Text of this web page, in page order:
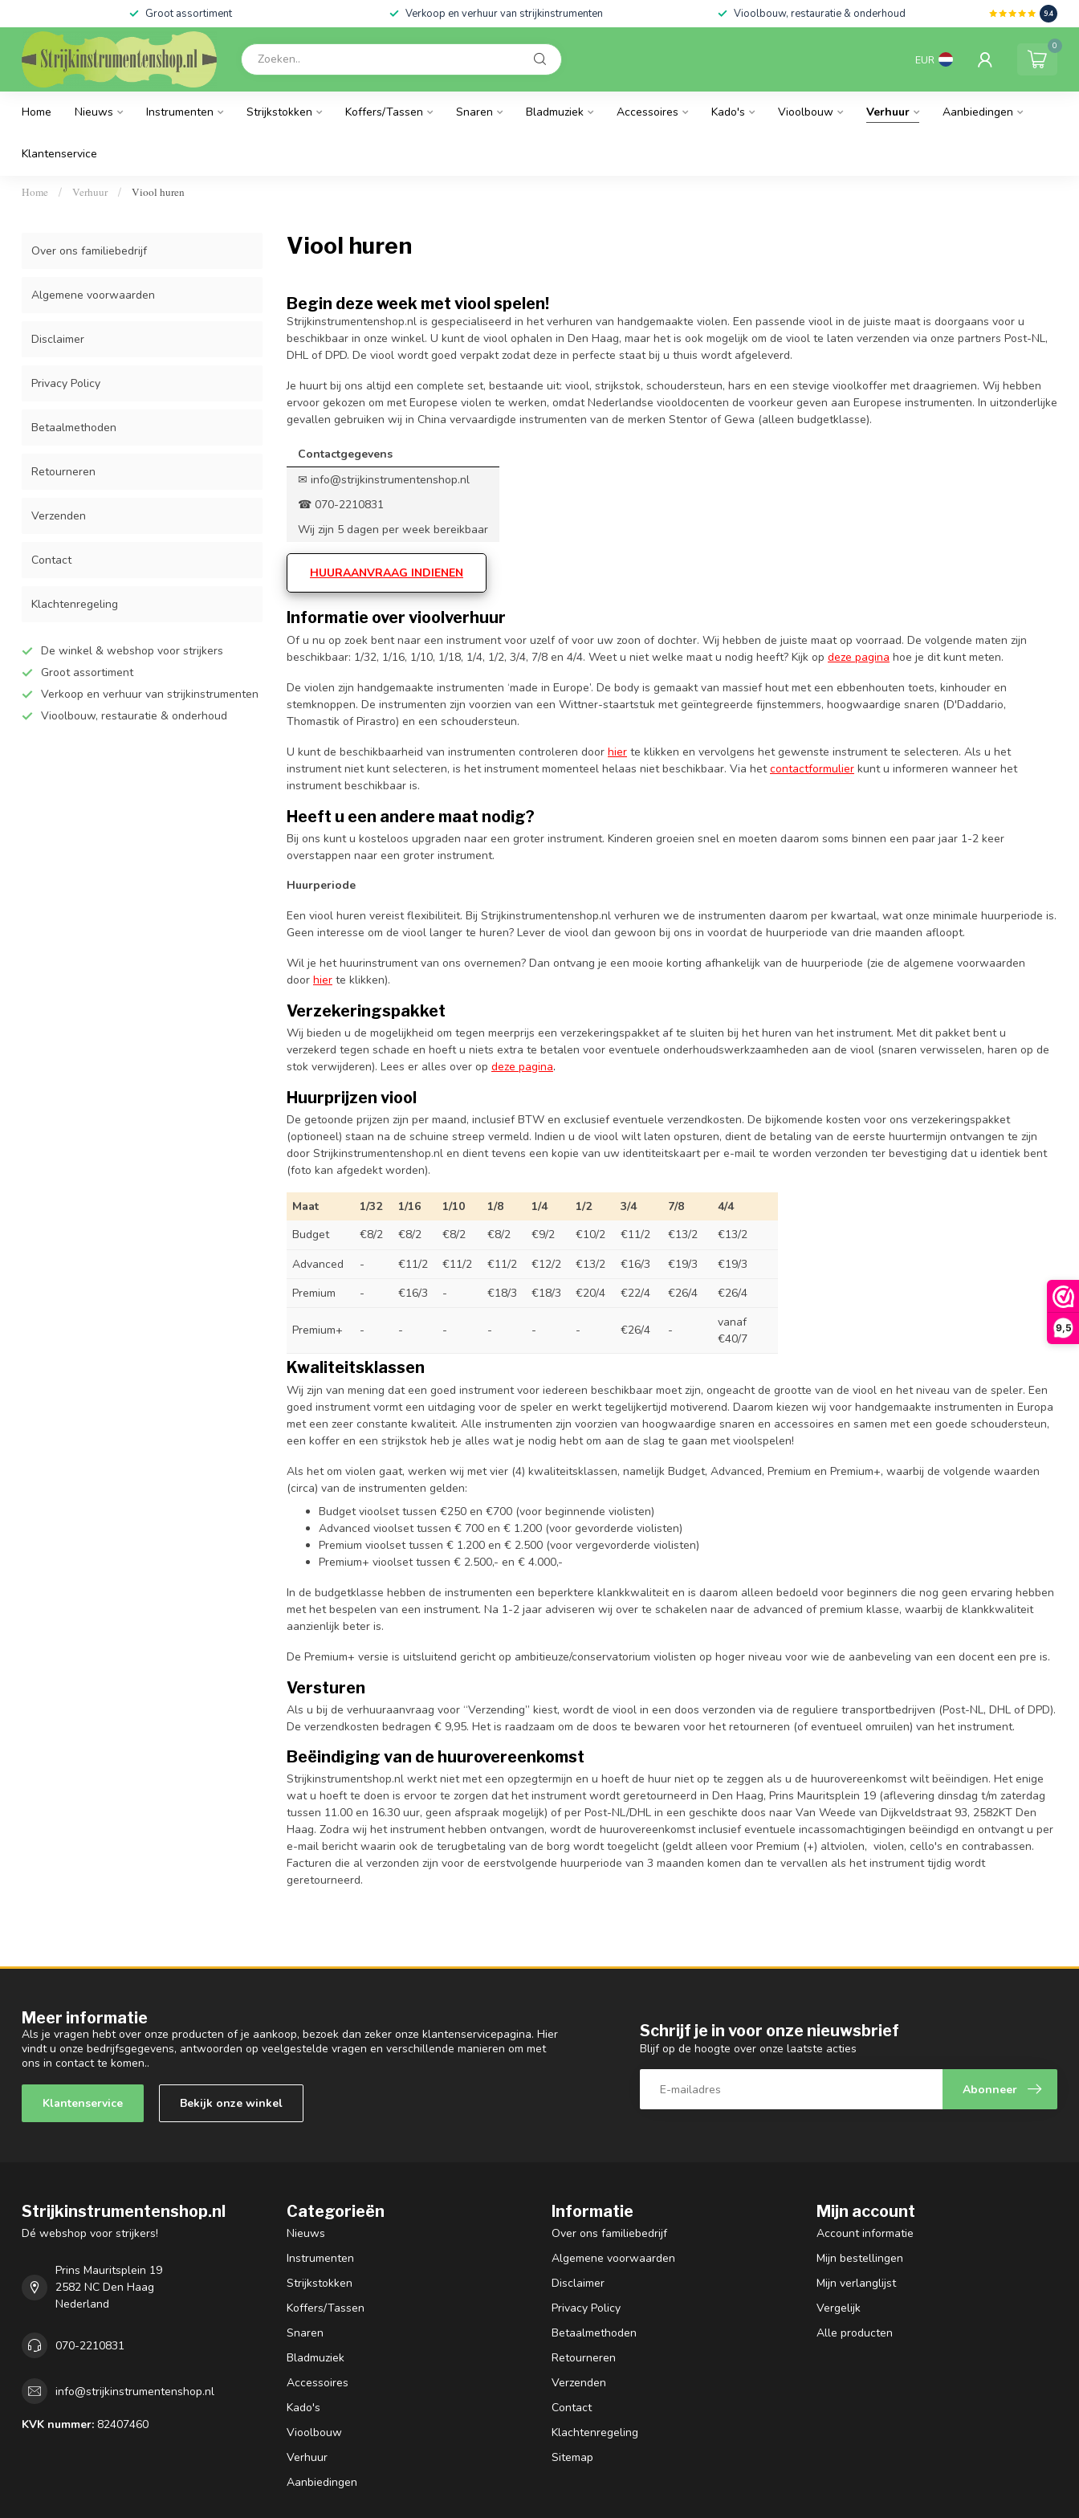
9,5
Groot assortiment Verkoop en verhuur van strijkinstrumenten Vioolbouw, restauratie & onderhoud 9.4
EUR
0
Home Nieuws Instrumenten Strijkstokken Koffers/Tassen Snaren Bladmuziek Accessoires Kado's Vioolbouw Verhuur Aanbiedingen
Klantenservice
Home / Verhuur / Viool huren
Over ons familiebedrijf
Algemene voorwaarden
Disclaimer
Privacy Policy
Betaalmethoden
Retourneren
Verzenden
Contact
Klachtenregeling
De winkel & webshop voor strijkers
Groot assortiment
Verkoop en verhuur van strijkinstrumenten
Vioolbouw, restauratie & onderhoud
Viool huren
Begin deze week met viool spelen!
Strijkinstrumentenshop.nl is gespecialiseerd in het verhuren van handgemaakte violen. Een passende viool in de juiste maat is doorgaans voor u
beschikbaar in onze winkel. U kunt de viool ophalen in Den Haag, maar het is ook mogelijk om de viool te laten verzenden via onze partners Post-NL,
DHL of DPD. De viool wordt goed verpakt zodat deze in perfecte staat bij u thuis wordt afgeleverd.
Je huurt bij ons altijd een complete set, bestaande uit: viool, strijkstok, schoudersteun, hars en een stevige vioolkoffer met draagriemen. Wij hebben
ervoor gekozen om met Europese violen te werken, omdat Nederlandse viooldocenten de voorkeur geven aan Europese instrumenten. In uitzonderlijke
gevallen gebruiken wij in China vervaardigde instrumenten van de merken Stentor of Gewa (alleen budgetklasse).
Contactgegevens
✉ info@strijkinstrumentenshop.nl
☎ 070-2210831
Wij zijn 5 dagen per week bereikbaar
HUURAANVRAAG INDIENEN
Informatie over vioolverhuur
Of u nu op zoek bent naar een instrument voor uzelf of voor uw zoon of dochter. Wij hebben de juiste maat op voorraad. De volgende maten zijn
beschikbaar: 1/32, 1/16, 1/10, 1/18, 1/4, 1/2, 3/4, 7/8 en 4/4. Weet u niet welke maat u nodig heeft? Kijk op deze pagina hoe je dit kunt meten.
De violen zijn handgemaakte instrumenten ‘made in Europe’. De body is gemaakt van massief hout met een ebbenhouten toets, kinhouder en
stemknoppen. De instrumenten zijn voorzien van een Wittner-staartstuk met geïntegreerde fijnstemmers, hoogwaardige snaren (D'Daddario,
Thomastik of Pirastro) en een schoudersteun.
U kunt de beschikbaarheid van instrumenten controleren door hier te klikken en vervolgens het gewenste instrument te selecteren. Als u het
instrument niet kunt selecteren, is het instrument momenteel helaas niet beschikbaar. Via hetcontactformulier kunt u informeren wanneer het
instrument beschikbaar is.
Heeft u een andere maat nodig?
Bij ons kunt u kosteloos upgraden naar een groter instrument. Kinderen groeien snel en moeten daarom soms binnen een paar jaar 1-2 keer
overstappen naar een groter instrument.
Huurperiode
Een viool huren vereist flexibiliteit. Bij Strijkinstrumentenshop.nl verhuren we de instrumenten daarom per kwartaal, wat onze minimale huurperiode is.
Geen interesse om de viool langer te huren? Lever de viool dan gewoon bij ons in voordat de huurperiode van drie maanden afloopt.
Wil je het huurinstrument van ons overnemen? Dan ontvang je een mooie korting afhankelijk van de huurperiode (zie de algemene voorwaarden
door hier te klikken).
Verzekeringspakket
Wij bieden u de mogelijkheid om tegen meerprijs een verzekeringspakket af te sluiten bij het huren van het instrument. Met dit pakket bent u
verzekerd tegen schade en hoeft u niets extra te betalen voor eventuele onderhoudswerkzaamheden aan de viool (snaren verwisselen, haren op de
stok verwijderen). Lees er alles over op deze pagina.
Huurprijzen viool
De getoonde prijzen zijn per maand, inclusief BTW en exclusief eventuele verzendkosten. De bijkomende kosten voor ons verzekeringspakket
(optioneel) staan na de schuine streep vermeld. Indien u de viool wilt laten opsturen, dient de betaling van de eerste huurtermijn ontvangen te zijn
door Strijkinstrumentenshop.nl en dient tevens een kopie van uw identiteitskaart per e-mail te worden verzonden ter bevestiging dat u identiek bent
(foto kan afgedekt worden).
Maat 1/32 1/16 1/10 1/8 1/4 1/2 3/4 7/8
4/4
Budget
€8/2 €8/2 €8/2 €8/2 €9/2 €10/2 €11/2 €13/2
€13/2
Advanced
- €11/2 €11/2 €11/2 €12/2 €13/2 €16/3 €19/3
€19/3
Premium
- €16/3 - €18/3 €18/3 €20/4 €22/4 €26/4 €26/4
Premium+ - - - - - - €26/4 -
vanaf
€40/7
Kwaliteitsklassen
Wij zijn van mening dat een goed instrument voor iedereen beschikbaar moet zijn, ongeacht de grootte van de viool en het niveau van de speler. Een
goed instrument vormt een uitdaging voor de speler en werkt tegelijkertijd motiverend. Daarom kiezen wij voor handgemaakte instrumenten in Europa
met een zeer constante kwaliteit. Alle instrumenten zijn voorzien van hoogwaardige snaren en accessoires en samen met een goede schoudersteun,
een koffer en een strijkstok heb je alles wat je nodig hebt om aan de slag te gaan met vioolspelen!
Als het om violen gaat, werken wij met vier (4) kwaliteitsklassen, namelijk Budget, Advanced, Premium en Premium+, waarbij de volgende waarden
(circa) van de instrumenten gelden:
Budget vioolset tussen €250 en €700 (voor beginnende violisten)
Advanced vioolset tussen € 700 en € 1.200 (voor gevorderde violisten)
Premium vioolset tussen € 1.200 en € 2.500 (voor vergevorderde violisten)
Premium+ vioolset tussen € 2.500,- en € 4.000,-
In de budgetklasse hebben de instrumenten een beperktere klankkwaliteit en is daarom alleen bedoeld voor beginners die nog geen ervaring hebben
met het bespelen van een instrument. Na 1-2 jaar adviseren wij over te schakelen naar de advanced of premium klasse, waarbij de klankkwaliteit
aanzienlijk beter is.
De Premium+ versie is uitsluitend gericht op ambitieuze/conservatorium violisten op hoger niveau voor wie de aanbeveling van een docent een pre is.
Versturen
Als u bij de verhuuraanvraag voor “Verzending” kiest, wordt de viool in een doos verzonden via de reguliere transportbedrijven (Post-NL, DHL of DPD).
De verzendkosten bedragen € 9,95. Het is raadzaam om de doos te bewaren voor het retourneren (of eventueel omruilen) van het instrument.
Beëindiging van de huurovereenkomst
Strijkinstrumentshop.nl werkt niet met een opzegtermijn en u hoeft de huur niet op te zeggen als u de huurovereenkomst wilt beëindigen. Het enige
wat u hoeft te doen is ervoor te zorgen dat het instrument wordt geretourneerd in Den Haag, Prins Mauritsplein 19 (aflevering dinsdag t/m zaterdag
tussen 11.00 en 16.30 uur, geen afspraak mogelijk) of per Post-NL/DHL in een geschikte doos naar Van Weede van Dijkveldstraat 93, 2582KT Den
Haag. Zodra wij het instrument hebben ontvangen, wordt de huurovereenkomst inclusief eventuele incassomachtigingen beëindigd en ontvangt u per
e-mail bericht waarin ook de terugbetaling van de borg wordt toegelicht (geldt alleen voor Premium (+) altviolen, violen, cello's en contrabassen.
Facturen die al verzonden zijn voor de eerstvolgende huurperiode van 3 maanden komen dan te vervallen als het instrument tijdig wordt
geretourneerd.
Meer informatie
Als je vragen hebt over onze producten of je aankoop, bezoek dan zeker onze klantenservicepagina. Hier
vindt u onze bedrijfsgegevens, antwoorden op veelgestelde vragen en verschillende manieren om met
ons in contact te komen..
Klantenservice Bekijk onze winkel
Schrijf je in voor onze nieuwsbrief
Blijf op de hoogte over onze laatste acties
Abonneer
Strijkinstrumentenshop.nl
Dé webshop voor strijkers!
Prins Mauritsplein 19
2582 NC Den Haag
Nederland
070-2210831
info@strijkinstrumentenshop.nl
KVK nummer: 82407460
Categorieën
Nieuws
Instrumenten
Strijkstokken
Koffers/Tassen
Snaren
Bladmuziek
Accessoires
Kado's
Vioolbouw
Verhuur
Aanbiedingen
Informatie
Over ons familiebedrijf
Algemene voorwaarden
Disclaimer
Privacy Policy
Betaalmethoden
Retourneren
Verzenden
Contact
Klachtenregeling
Sitemap
Mijn account
Account informatie
Mijn bestellingen
Mijn verlanglijst
Vergelijk
Alle producten